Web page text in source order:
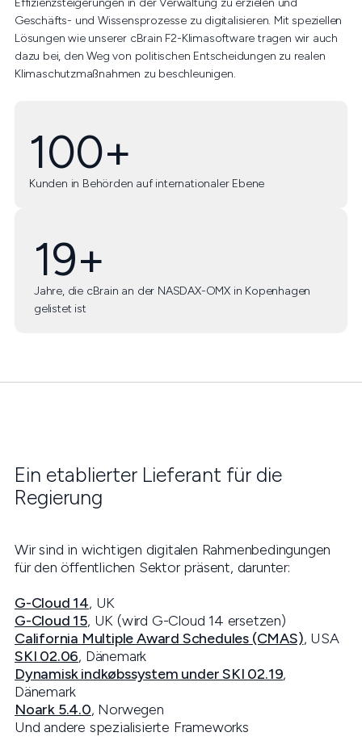
Effizienzsteigerungen in der Verwaltung zu erzielen und
Geschäfts- und Wissensprozesse zu digitalisieren. Mit speziellen
Lösungen wie unserer cBrain F2-Klimasoftware tragen wir auch
dazu bei, den Weg von politischen Entscheidungen zu realen
Klimaschutzmaßnahmen zu beschleunigen.
100+
Kunden in Behörden auf internationaler Ebene
19+
Jahre, die cBrain an der NASDAX-OMX in Kopenhagen
gelistet ist
Ein etablierter Lieferant für die
Regierung
Wir sind in wichtigen digitalen Rahmenbedingungen
für den öffentlichen Sektor präsent, darunter:
G-Cloud 14, UK
G-Cloud 15, UK (wird G-Cloud 14 ersetzen)
California Multiple Award Schedules (CMAS), USA
SKI 02.06, Dänemark
Dynamisk indkøbssystem under SKI 02.19,
Dänemark
Noark 5.4.0, Norwegen
Und andere spezialisierte Frameworks